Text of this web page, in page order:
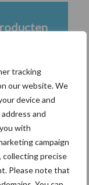
tracking
our website. We
device and
and
with
campaign
collecting precise
Please note that
nieuws